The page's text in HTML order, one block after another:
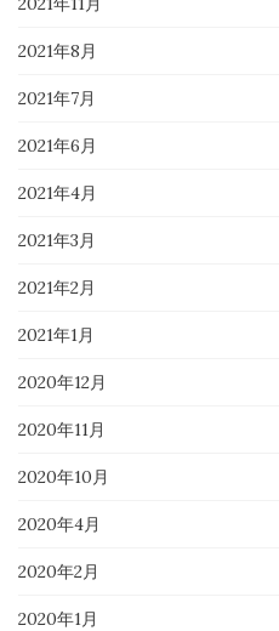
2021年8月
2021年7月
2021年6月
2021年4月
2021年3月
2021年2月
2021年1月
2020年12月
2020年11月
2020年10月
2020年4月
2020年2月
2020年1月